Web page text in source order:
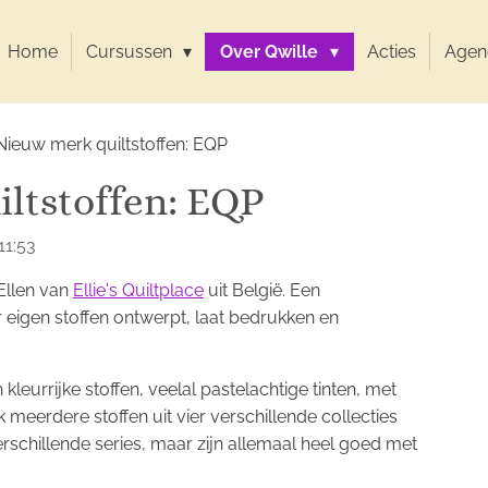
Home Cursussen Over Qwille Acties
merk quiltstoffen: EQP
EQP
van Ellie's Quiltplace uit België. Een
stoffen ontwerpt, laat bedrukken en
stoffen, veelal pastelachtige tinten, met
meerdere stoffen uit vier verschillende collecties
series, maar zijn allemaal heel goed met